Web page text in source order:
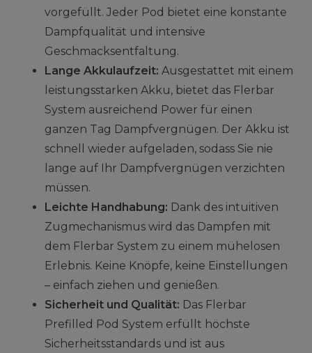
vorgefüllt. Jeder Pod bietet eine konstante
Dampfqualität und intensive
Geschmacksentfaltung.
Lange Akkulaufzeit: Ausgestattet mit einem
leistungsstarken Akku, bietet das Flerbar
System ausreichend Power für einen
ganzen Tag Dampfvergnügen. Der Akku ist
schnell wieder aufgeladen, sodass Sie nie
lange auf Ihr Dampfvergnügen verzichten
müssen.
Leichte Handhabung: Dank des intuitiven
Zugmechanismus wird das Dampfen mit
dem Flerbar System zu einem mühelosen
Erlebnis. Keine Knöpfe, keine Einstellungen
– einfach ziehen und genießen.
Sicherheit und Qualität: Das Flerbar
Prefilled Pod System erfüllt höchste
Sicherheitsstandards und ist aus